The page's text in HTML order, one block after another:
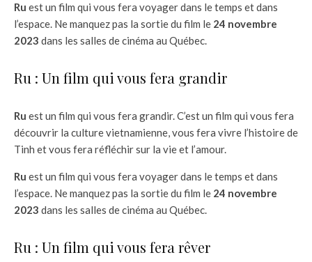
Ru est un film qui vous fera voyager dans le temps et dans
l’espace. Ne manquez pas la sortie du film le 24 novembre
2023 dans les salles de cinéma au Québec.
Ru : Un film qui vous fera grandir
Ru est un film qui vous fera grandir. C’est un film qui vous fera
découvrir la culture vietnamienne, vous fera vivre l’histoire de
Tinh et vous fera réfléchir sur la vie et l’amour.
Ru est un film qui vous fera voyager dans le temps et dans
l’espace. Ne manquez pas la sortie du film le 24 novembre
2023 dans les salles de cinéma au Québec.
Ru : Un film qui vous fera rêver